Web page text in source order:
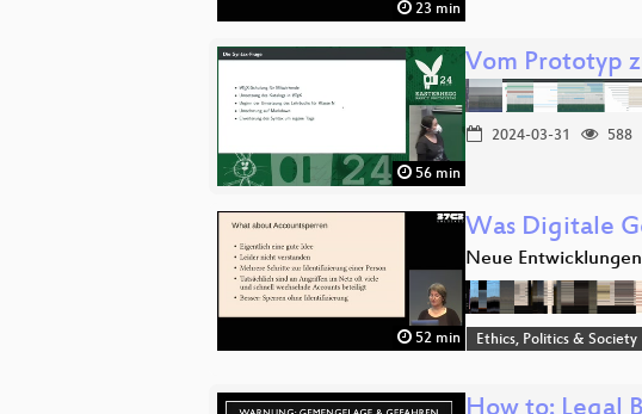
23 min
56 min
Vom Prototyp
2024-03-31 588
52 min
Was Digitale
Neue
Ethics, Politics & Society